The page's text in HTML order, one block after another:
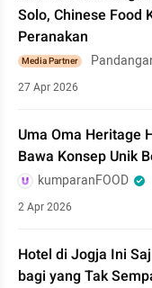
Solo, Chinese Food
Peranakan
Media Partner
27 Apr 2026
Uma Oma Heritage
Bawa Konsep Unik
kumparanFOOD
2 Apr 2026
Hotel di Jogja Ini
bagi yang Tak